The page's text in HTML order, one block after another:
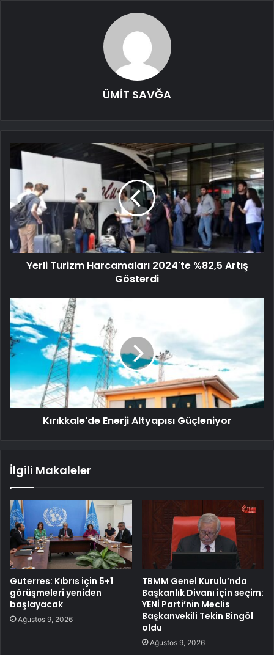
ÜMİT SAVĞA
Yerli Turizm Harcamaları 2024'te %82,5 Artış
Gösterdi
Kırıkkale'de Enerji Altyapısı Güçleniyor
İlgili Makaleler
Guterres: Kıbrıs için 5+1
görüşmeleri yeniden
başlayacak
Ağustos 9, 2026
TBMM Genel Kurulu’nda
Başkanlık Divanı için seçim:
YENİ Parti’nin Meclis
Başkanvekili Tekin Bingöl
oldu
Ağustos 9, 2026